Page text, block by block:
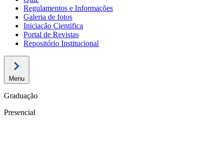
Regulamentos e Informações
Galeria de fotos
Iniciação Cientifica
Portal de Revistas
Repositório Institucional
Menu
Graduação
Presencial